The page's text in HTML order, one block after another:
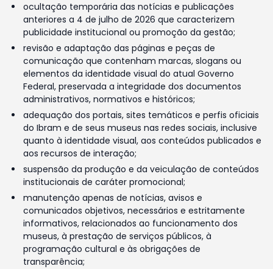
ocultação temporária das notícias e publicações
anteriores a 4 de julho de 2026 que caracterizem
publicidade institucional ou promoção da gestão;
revisão e adaptação das páginas e peças de
comunicação que contenham marcas, slogans ou
elementos da identidade visual do atual Governo
Federal, preservada a integridade dos documentos
administrativos, normativos e históricos;
adequação dos portais, sites temáticos e perfis oficiais
do Ibram e de seus museus nas redes sociais, inclusive
quanto à identidade visual, aos conteúdos publicados e
aos recursos de interação;
suspensão da produção e da veiculação de conteúdos
institucionais de caráter promocional;
manutenção apenas de notícias, avisos e
comunicados objetivos, necessários e estritamente
informativos, relacionados ao funcionamento dos
museus, à prestação de serviços públicos, à
programação cultural e às obrigações de
transparência;